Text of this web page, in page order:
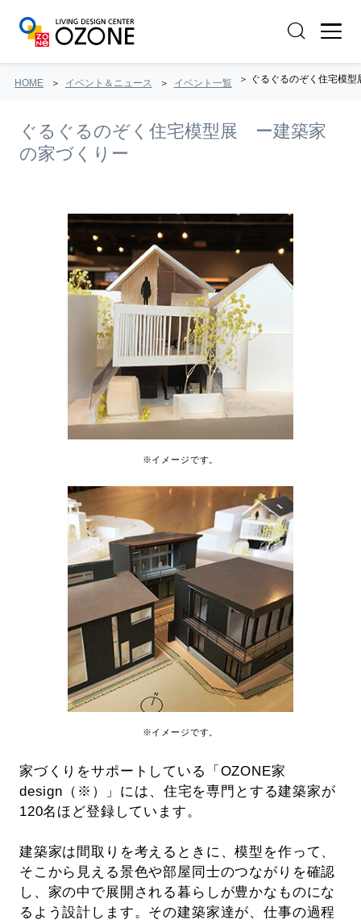
HOME イベント＆ニュース イベント一覧 ぐるぐるのぞく住宅模
ぐるぐるのぞく住宅模型展 ー建築家
の家づくりー
※イメージです。
※イメージです。
家づくりをサポートしている「OZONE家
design（※）」には、住宅を専門とする建築家が
120名ほど登録しています。
建築家は間取りを考えるときに、模型を作って、
そこから見える景色や部屋同士のつながりを確認
し、家の中で展開される暮らしが豊かなものにな
るよう設計します。その建築家達が、仕事の過程